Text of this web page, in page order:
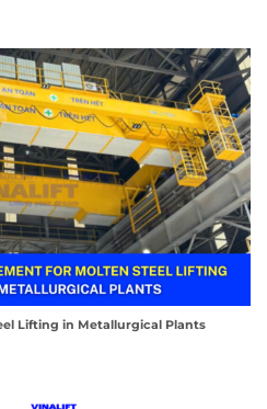
Lifting in Metallurgical Plants